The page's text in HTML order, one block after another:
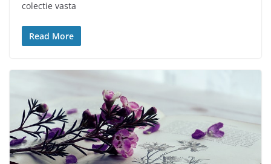
colectie vasta
Read More